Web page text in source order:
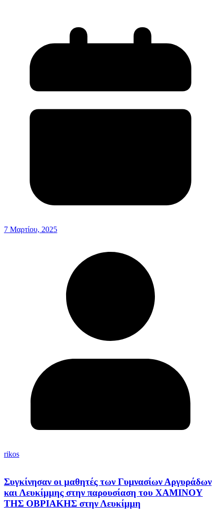
7 Μαρτίου, 2025
rikos
Συγκίνησαν οι μαθητές των Γυμνασίων Αργυράδων
και Λευκίμμης στην παρουσίαση του ΧΑΜΙΝΟΥ
ΤΗΣ ΟΒΡΙΑΚΗΣ στην Λευκίμμη